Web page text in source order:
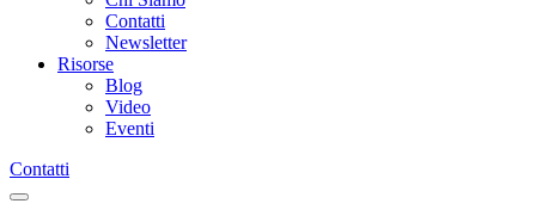
Contatti
Newsletter
Risorse
Blog
Video
Eventi
Contatti